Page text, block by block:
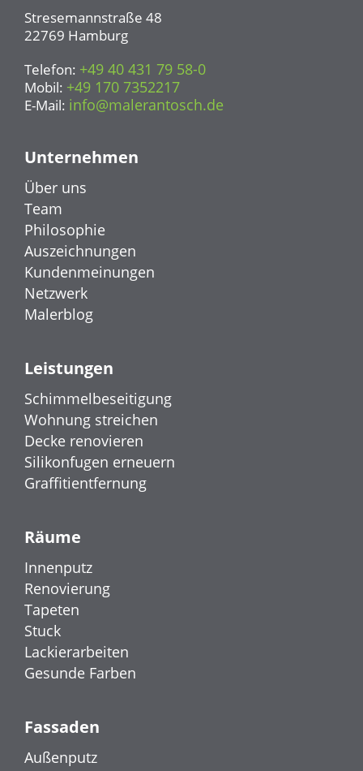
Stresemannstraße 48
22769 Hamburg
Telefon: +49 40 431 79 58-0
Mobil: +49 170 7352217
E-Mail: info@malerantosch.de
Unternehmen
Über uns
Team
Philosophie
Auszeichnungen
Kundenmeinungen
Netzwerk
Malerblog
Leistungen
Schimmelbeseitigung
Wohnung streichen
Decke renovieren
Silikonfugen erneuern
Graffitientfernung
Räume
Innenputz
Renovierung
Tapeten
Stuck
Lackierarbeiten
Gesunde Farben
Fassaden
Außenputz